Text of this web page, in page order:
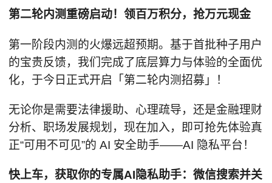
第二轮内测重磅启动！领百万积分，抢万元现金
第一阶段内测的火爆远超预期。基于首批种子用户
的宝贵反馈，我们完成了底层算力与体验的全面优
化，于今日正式开启「第二轮内测招募」！
无论你是需要法律援助、心理疏导，还是金融理财
分析、职场发展规划，现在加入，即可抢先体验真
正“可用不可见”的 AI 安全助手——AI 隐私平台！
快上车，获取你的专属AI隐私助手： 微信搜索并关